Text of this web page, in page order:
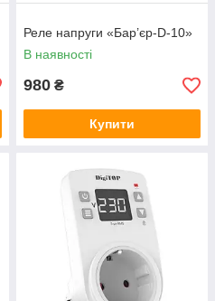
Реле напруги «Бар’єр-D-10»
В наявності
980 ₴
Купити